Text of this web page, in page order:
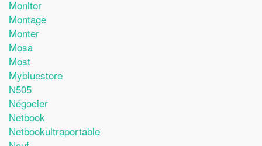
Monitor
Montage
Monter
Mosa
Most
Mybluestore
N505
Négocier
Netbook
Netbookultraportable